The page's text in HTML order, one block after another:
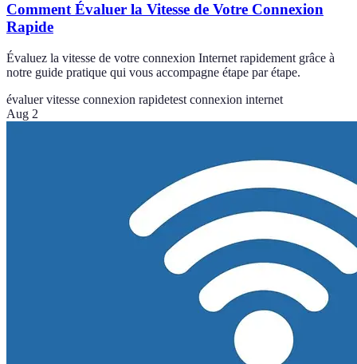
Comment Évaluer la Vitesse de Votre Connexion
Rapide
Évaluez la vitesse de votre connexion Internet rapidement grâce à
notre guide pratique qui vous accompagne étape par étape.
évaluer vitesse connexion rapidetest connexion internet
Aug 2